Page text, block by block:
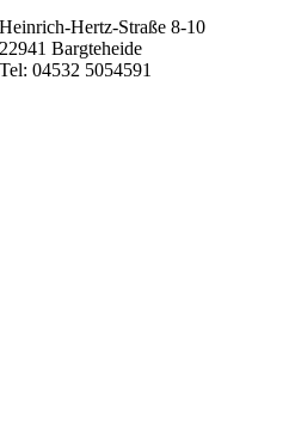
Heinrich-Hertz-Straße 8-10
22941 Bargteheide
Tel: 04532 5054591